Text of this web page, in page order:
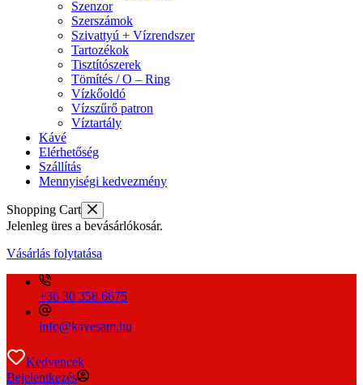
Szenzor
Szerszámok
Szivattyú + Vízrendszer
Tartozékok
Tisztítószerek
Tömítés / O – Ring
Vízkőoldó
Vízszűrő patron
Víztartály
Kávé
Elérhetőség
Szállítás
Mennyiségi kedvezmény
Shopping Cart
Jelenleg üres a bevásárlókosár.
Vásárlás folytatása
+36 30 358 6675
info@kavesam.hu
Kedvencek
Bejelentkezés